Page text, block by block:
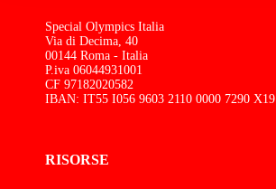
Special Olympics Italia
Via di Decima, 40
00144 Roma - Italia
P.iva 06044931001
CF 97182020582
IBAN: IT55 I056 9603 2110 0000 7290 X19
RISORSE